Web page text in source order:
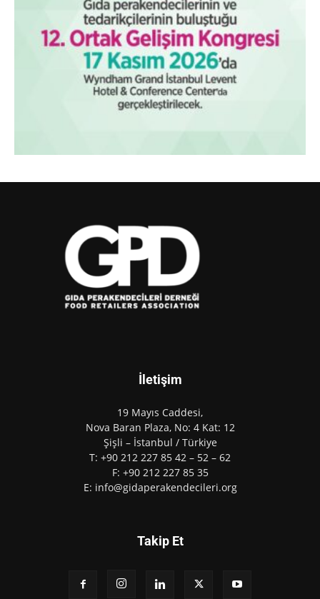
İletişim
19 Mayıs Caddesi,
Nova Baran Plaza, No: 4 Kat: 12
Şişli – İstanbul / Türkiye
T: +90 212 227 85 42 – 52 – 62
F: +90 212 227 85 35
E: info@gidaperakendecileri.org
Takip Et